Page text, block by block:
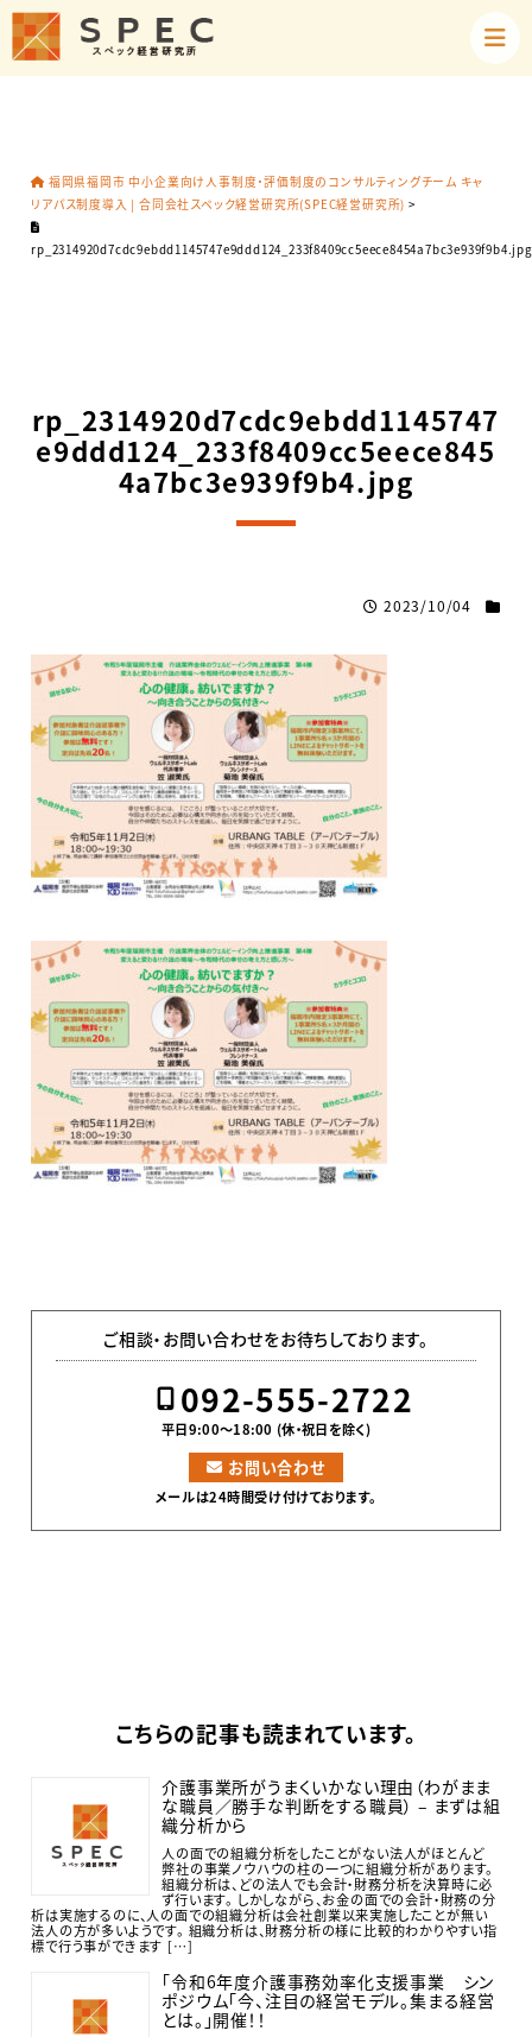
福岡県福岡市 中小企業向け人事制度・評価制度のコンサルティングチーム キャ
リアパス制度導入 | 合同会社スペック経営研究所(SPEC経営研究所) >
rp_2314920d7cdc9ebdd1145747e9ddd124_233f8409cc5eece8454a7bc3e939f9b4.jpg
rp_2314920d7cdc9ebdd1145747
e9ddd124_233f8409cc5eece845
4a7bc3e939f9b4.jpg
2023/10/04
ご相談・お問い合わせをお待ちしております。
092-555-2722
平日9:00〜18:00 (休・祝日を除く)
お問い合わせ
メールは24時間受け付けております。
こちらの記事も読まれています。
介護事業所がうまくいかない理由（わがまま
な職員／勝手な判断をする職員） – まずは組
織分析から
人の面での組織分析をしたことがない法人がほとんど
弊社の事業ノウハウの柱の一つに組織分析があります。
組織分析は、どの法人でも会計・財務分析を決算時に必
ず行います。 しかしながら、お金の面での会計・財務の分
析は実施するのに、人の面での組織分析は会社創業以来実施したことが無い
法人の方が多いようです。 組織分析は、財務分析の様に比較的わかりやすい指
標で行う事ができます […]
「令和6年度介護事務効率化支援事業 シン
ポジウム「今、注目の経営モデル。集まる経営
とは。」開催！！